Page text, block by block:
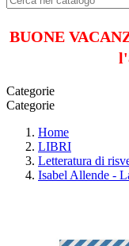
BUONE
Categorie
Categorie
Home
LIBRI
Letteratura di
Isabel Allende -